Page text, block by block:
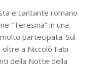
e cantante romano
“Teresina” in una
partecipata. Sul
a Niccolò Fabi
della Notte della